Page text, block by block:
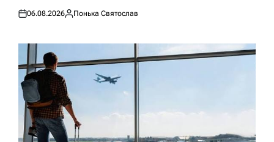
Оприлюднено
06.08.2026
Опубліковано
Понька Святослав